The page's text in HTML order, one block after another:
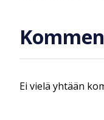
Ei vielä yhtään